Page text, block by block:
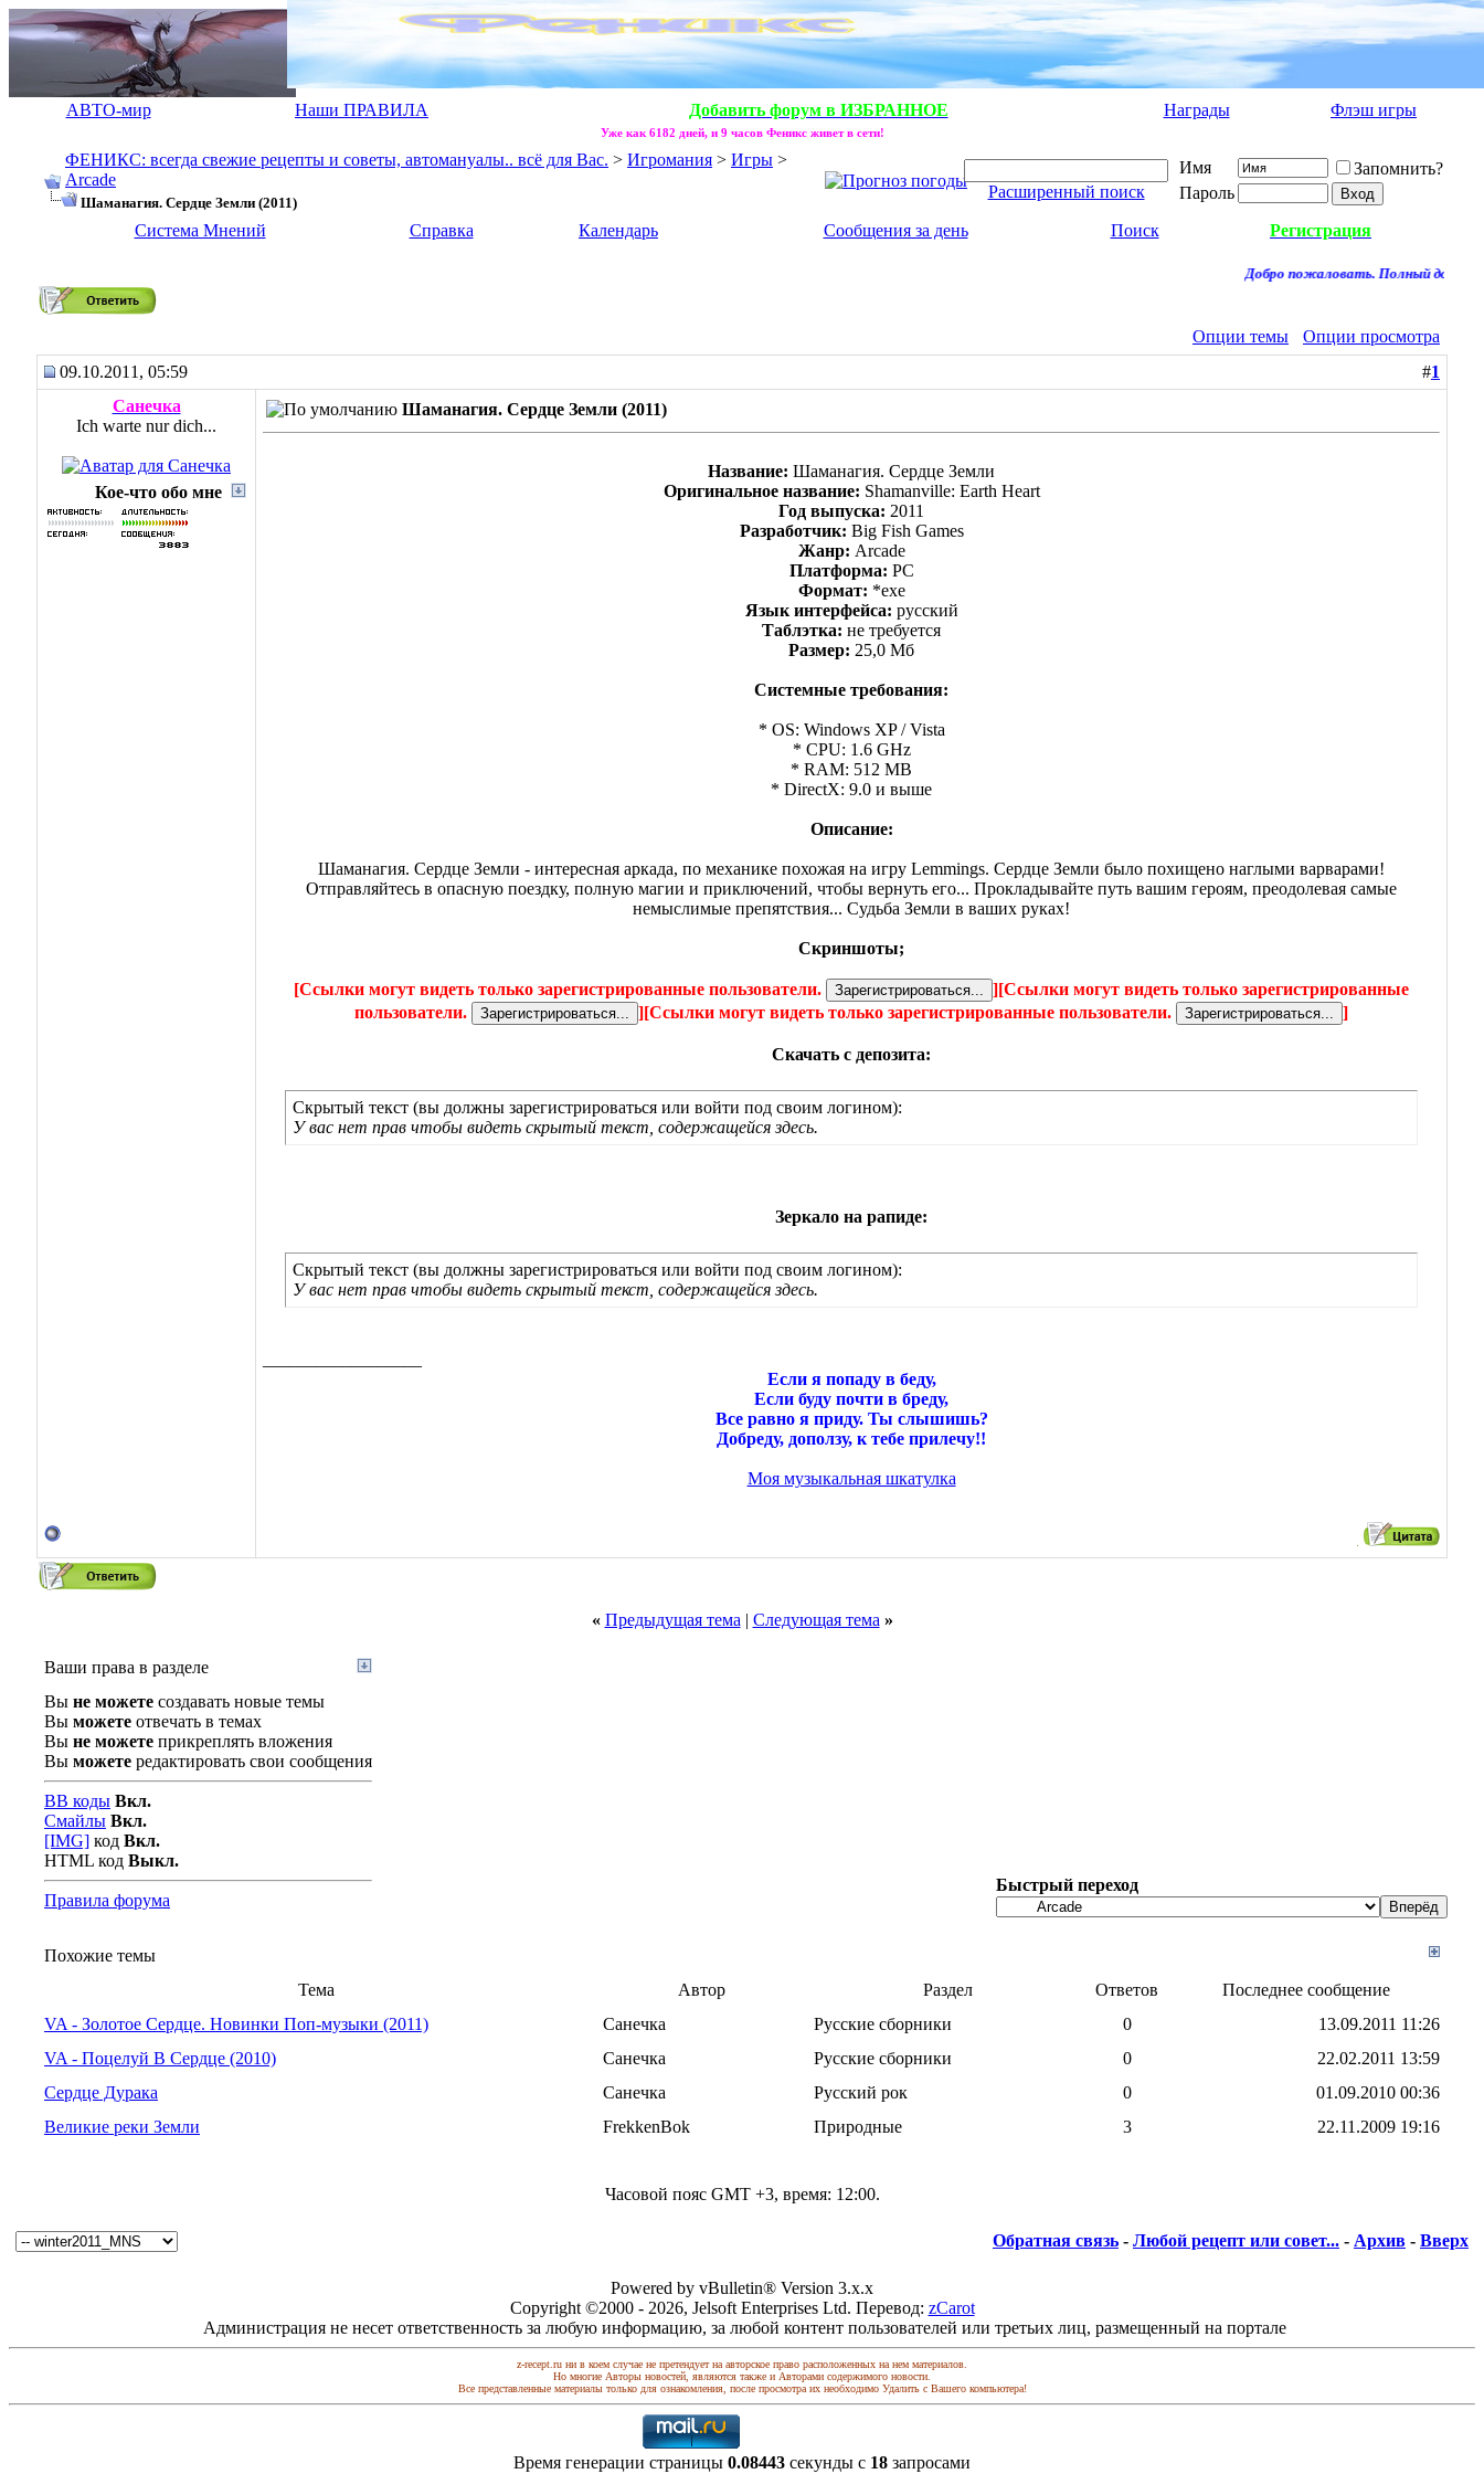
АВТО-мир Наши ПРАВИЛА Добавить форум в ИЗБРАННОЕ Награды Флэш игры
Уже как 6182 дней, и 9 часов Феникс живет в сети!
ФЕНИКС: всегда свежие рецепты и советы, автомануалы.. всё для Вас. > Игромания > Игры >
Arcade
Шаманагия. Сердце Земли (2011)
Расширенный поиск
Имя
Запомнить?
Пароль
Система Мнений
Справка Календарь Сообщения за день Поиск Регистрация
Добро пожаловать. Полный доступ
Опции темы
Опции просмотра
09.10.2011, 05:59
#1
Санечка
Ich warte nur dich...
Кое-что обо мне
Шаманагия. Сердце Земли (2011)
Название: Шаманагия. Сердце Земли
Оригинальное название: Shamanville: Earth Heart
Год выпуска: 2011
Разработчик: Big Fish Games
Жанр: Arcade
Платформа: PC
Формат: *exe
Язык интерфейса: русский
Таблэтка: не требуется
Размер: 25,0 Мб
Системные требования:
* OS: Windows XP / Vista
* CPU: 1.6 GHz
* RAM: 512 MB
* DirectX: 9.0 и выше
Описание:
Шаманагия. Сердце Земли - интересная аркада, по механике похожая на игру Lemmings. Сердце Земли было похищено наглыми варварами!
Отправляйтесь в опасную поездку, полную магии и приключений, чтобы вернуть его... Прокладывайте путь вашим героям, преодолевая самые
немыслимые препятствия... Судьба Земли в ваших руках!
Скриншоты;
[Ссылки могут видеть только зарегистрированные пользователи. ][Ссылки могут видеть только зарегистрированные
пользователи.
][Ссылки могут видеть только зарегистрированные пользователи. ]
Скачать с депозита:
Скрытый текст (вы должны зарегистрироваться или войти под своим логином):
У вас нет прав чтобы видеть скрытый текст, содержащейся здесь.
Зеркало на рапиде:
Скрытый текст (вы должны зарегистрироваться или войти под своим логином):
У вас нет прав чтобы видеть скрытый текст, содержащейся здесь.
Если я попаду в беду,
Если буду почти в бреду,
Все равно я приду. Ты слышишь?
Добреду, доползу, к тебе прилечу!!
Моя музыкальная шкатулка
« Предыдущая тема | Следующая тема »
Ваши права в разделе
Вы не можете создавать новые темы
Вы можете отвечать в темах
Вы не можете прикреплять вложения
Вы можете редактировать свои сообщения
BB коды Вкл.
Смайлы Вкл.
[IMG] код Вкл.
HTML код Выкл.
Правила форума
Быстрый переход
Похожие темы
Тема
Автор Раздел Ответов
Последнее сообщение
VA - Золотое Сердце. Новинки Поп-музыки (2011)
Санечка Русские сборники 0 13.09.2011 11:26
VA - Поцелуй В Сердце (2010)
Санечка Русские сборники 0 22.02.2011 13:59
Сердце Дурака
Санечка Русский рок 0 01.09.2010 00:36
Великие реки Земли
FrekkenBok Природные 3 22.11.2009 19:16
Часовой пояс GMT +3, время: 12:00.
Обратная связь - Любой рецепт или совет... - Архив - Вверх
Powered by vBulletin® Version 3.x.x
Copyright ©2000 - 2026, Jelsoft Enterprises Ltd. Перевод: zCarot
Администрация не несет ответственность за любую информацию, за любой контент пользователей или третьих лиц, размещенный на портале
z-recept.ru ни в коем случае не претендует на авторское право расположенных на нем материалов.
Но многие Авторы новостей, являются также и Авторами содержимого новости.
Все представленные материалы только для ознакомления, после просмотра их необходимо Удалить с Вашего компьютера!
Время генерации страницы 0.08443 секунды с 18 запросами